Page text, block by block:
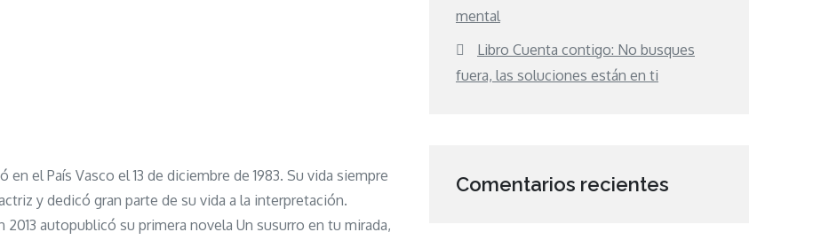
el País Vasco el 13 de diciembre de 1983. Su vida siempre
y dedicó gran parte de su vida a la interpretación.
autopublicó su primera novela Un susurro en tu mirada,
mental
Libro Cuenta contigo: No busques
fuera, las soluciones están en ti
Comentarios recientes